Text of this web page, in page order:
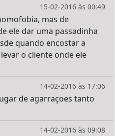
15-02-2016 às 00:49
mas de
ele dar uma passadinha
quando encostar a
o cliente onde ele
14-02-2016 às 17:06
de agarraçoes tanto
14-02-2016 às 09:08